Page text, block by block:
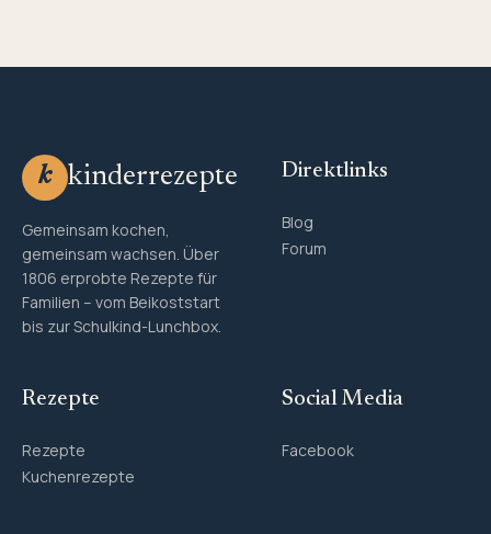
k kinderrezepte
Gemeinsam kochen,
gemeinsam wachsen. Über
1806 erprobte Rezepte für
Familien – vom Beikoststart
bis zur Schulkind-Lunchbox.
Direktlinks
Blog
Forum
Rezepte
Rezepte
Kuchenrezepte
Social Media
Facebook